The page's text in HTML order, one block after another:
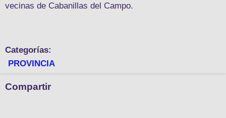
vecinas de Cabanillas del Campo.
Categorías:
PROVINCIA
Compartir